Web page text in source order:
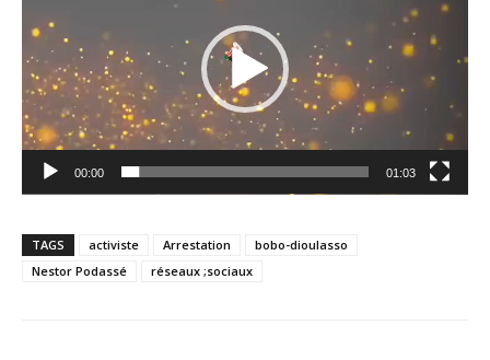
00:00 01:03
TAGS activiste Arrestation
bobo-dioulasso
Nestor Podassé
réseaux ;sociaux